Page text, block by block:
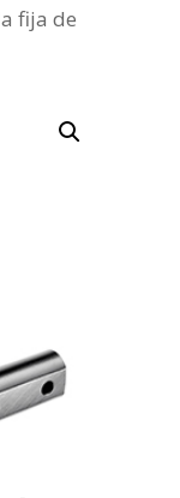
fija de